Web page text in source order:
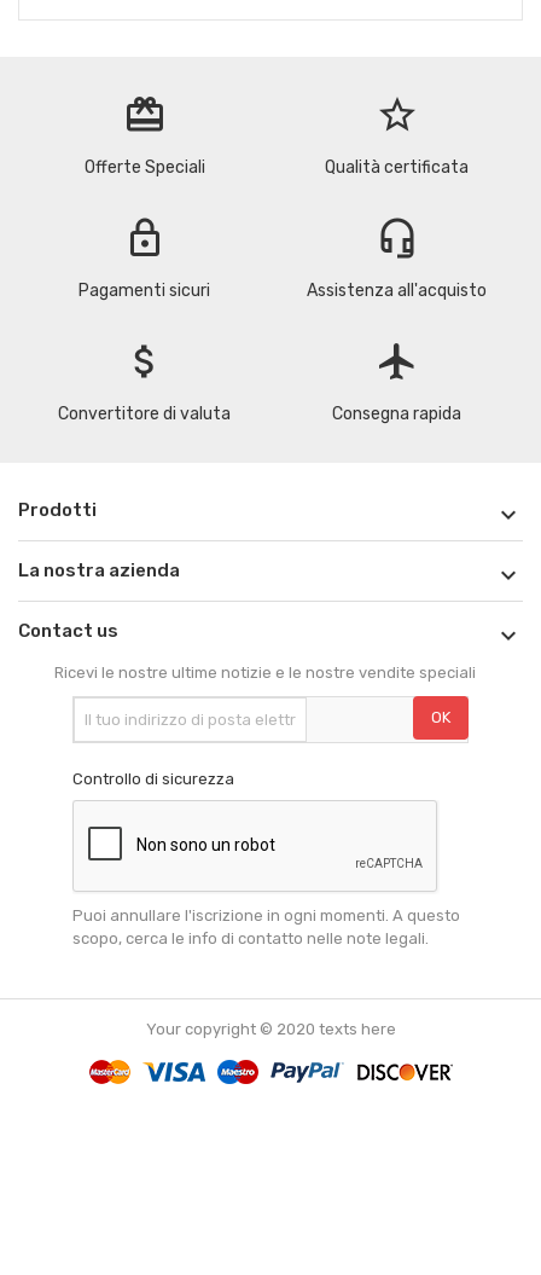
redeem
Offerte Speciali
star_border
Qualità certificata
lock
Pagamenti sicuri
headset_mic
Assistenza all'acquisto
attach_money
Convertitore di valuta
flight
Consegna rapida
Prodotti 
La nostra azienda 
Contact us 
Ricevi le nostre ultime notizie e le nostre vendite speciali
Controllo di sicurezza
Puoi annullare l'iscrizione in ogni momenti. A questo
scopo, cerca le info di contatto nelle note legali.
Your copyright © 2020 texts here